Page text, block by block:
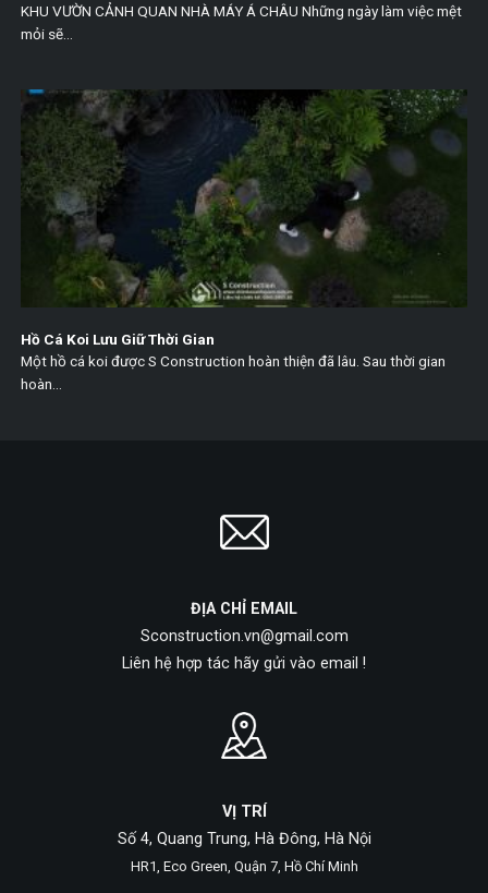
KHU VƯỜN CẢNH QUAN NHÀ MÁY Á CHÂU Những ngày làm việc mệt
mỏi sẽ...
Hồ Cá Koi Lưu Giữ Thời Gian
Một hồ cá koi được S Construction hoàn thiện đã lâu. Sau thời gian
hoàn...
ĐỊA CHỈ EMAIL
Sconstruction.vn@gmail.com
Liên hệ hợp tác hãy gửi vào email !
VỊ TRÍ
Số 4, Quang Trung, Hà Đông, Hà Nội
HR1, Eco Green, Quận 7, Hồ Chí Minh